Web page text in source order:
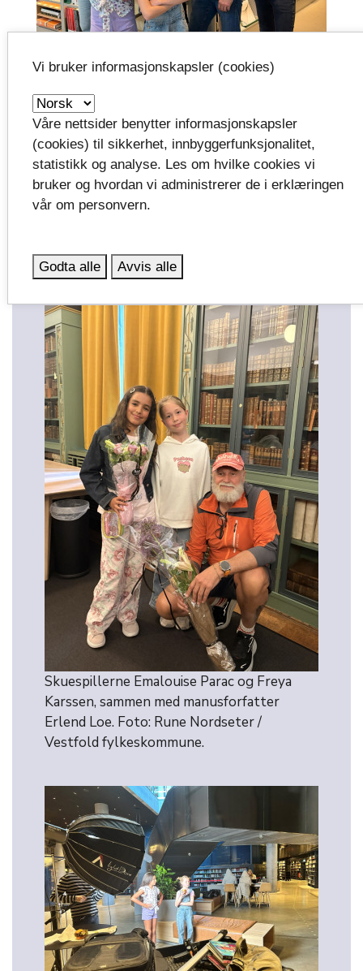
Filmteamet og skuespillerne under opptak på
Deichmanske bibliotek i Bjørvika i Oslo. Fra venstre; Siri
Haga Torgersen, produsent, Marcus Støren fotograf,
Rune Nordseter, filmregissør, Morten Richter,
filmkomponist, og skuespillerne Emalouise Parac (Ayla)
Skuespillerne Emalouise Parac og Freya
Karssen, sammen med manusforfatter
Erlend Loe. Foto: Rune Nordseter /
Vestfold fylkeskommune.
Vi bruker informasjonskapsler (cookies)
Våre nettsider benytter informasjonskapsler
(cookies) til sikkerhet, innbyggerfunksjonalitet,
statistikk og analyse. Les om hvilke cookies vi
bruker og hvordan vi administrerer de i erklæringen
vår om personvern.
Godta alle Avvis alle